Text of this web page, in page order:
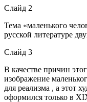
Слайд 2
Тема «маленького
русской литературе
Слайд 3
В качестве причин
изображение
для реализма , а этот
оформился только в